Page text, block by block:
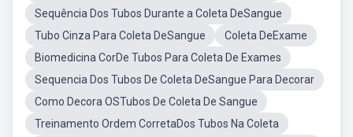
Sequência Dos Tubos Durante a Coleta DeSangue
Tubo Cinza Para Coleta DeSangue
Coleta DeExame
Biomedicina CorDe Tubos Para Coleta De Exames
Sequencia Dos Tubos De Coleta DeSangue Para Decorar
Como Decora OSTubos De Coleta De Sangue
Treinamento Ordem CorretaDos Tubos Na Coleta